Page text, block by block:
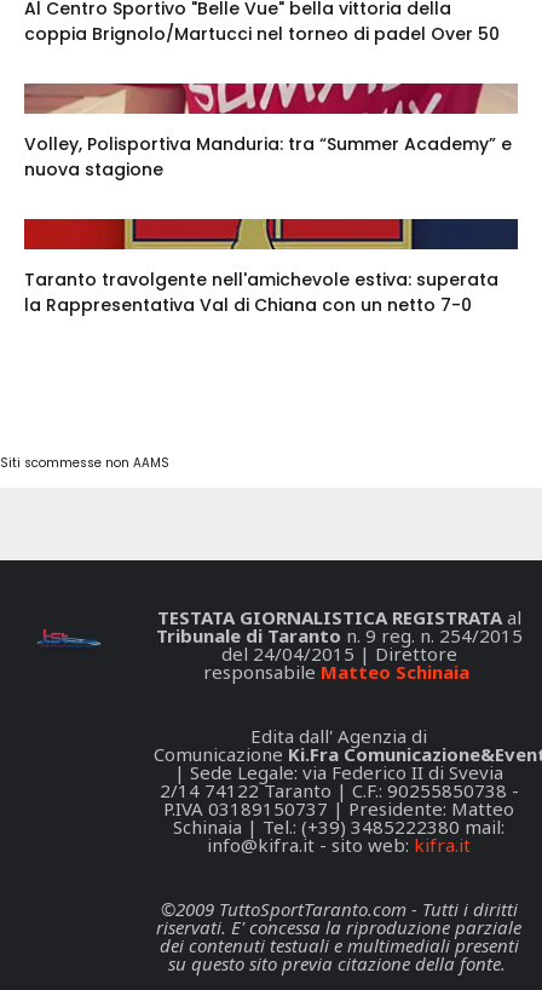
Al Centro Sportivo "Belle Vue" bella vittoria della
coppia Brignolo/Martucci nel torneo di padel Over 50
Volley, Polisportiva Manduria: tra “Summer Academy” e
nuova stagione
Taranto travolgente nell'amichevole estiva: superata
la Rappresentativa Val di Chiana con un netto 7-0
Siti scommesse non AAMS
TESTATA GIORNALISTICA REGISTRATAal
Tribunale di Taranto n. 9 reg. n. 254/2015
del 24/04/2015 | Direttore
responsabile Matteo Schinaia
Edita dall' Agenzia di
Comunicazione Ki.Fra
| Sede Legale: via Federico II di Svevia
2/14 74122 Taranto | C.F.: 90255850738 -
P.IVA 03189150737 | Presidente: Matteo
Schinaia | Tel.: (+39) 3485222380 mail:
info@kifra.it - sito web: kifra.it
©2009 TuttoSportTaranto.com - Tutti i diritti
riservati. E' concessa la riproduzione parziale
dei contenuti testuali e multimediali presenti
su questo sito previa citazione della fonte.